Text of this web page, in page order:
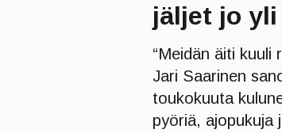
jäljet jo
“Meidän äiti
Jari Saarinen
toukokuuta
pyöriä, ajopukuja